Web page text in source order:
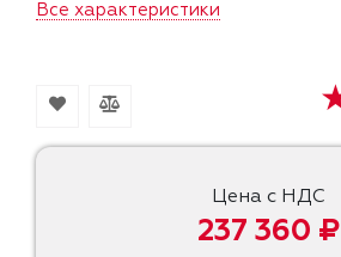
Цена с НДС
237 360 ₽
Все характеристики